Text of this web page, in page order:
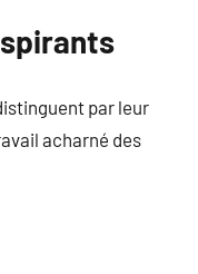
par leur
acharné des